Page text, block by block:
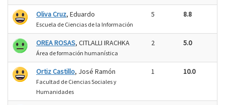
Oliva Cruz, Eduardo
Escuela de Ciencias de la Información
5 8.8
OREA ROSAS, CITLALLI IRACHKA
Área de formación humanística
2 5.0
Ortiz Castillo, José Ramón
Facultad de Ciencias Sociales y
Humanidades
1 10.0